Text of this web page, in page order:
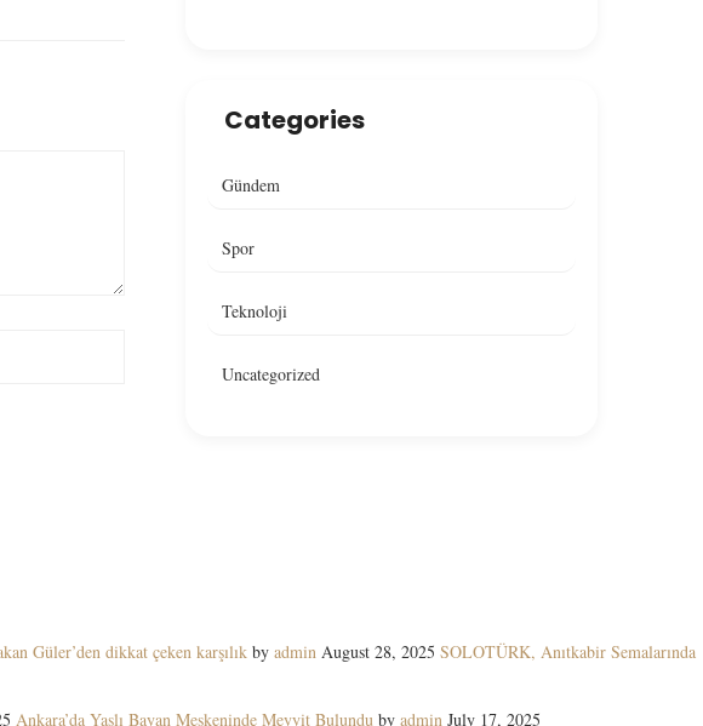
Categories
Gündem
Spor
Teknoloji
Uncategorized
Güler’den dikkat çeken karşılık by admin August 28, 2025 SOLOTÜRK, Anıtkabir Semalarında
Ankara’da Yaşlı Bayan Meskeninde Meyyit Bulundu by admin July 17, 2025